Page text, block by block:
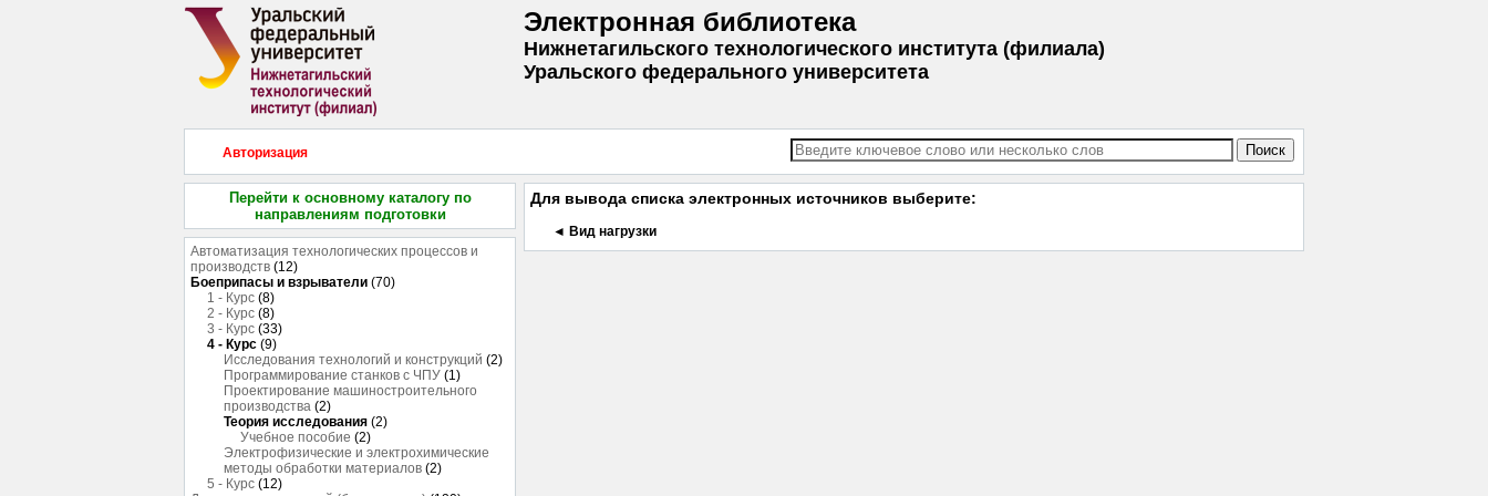
Электронная библиотека
Нижнетагильского технологического института (филиала)
Уральского федерального университета
Авторизация
Перейти к основному каталогу по
направлениям подготовки
Автоматизация технологических процессов и
производств (12)
Боеприпасы и взрыватели (70)
1 - Курс (8)
2 - Курс (8)
3 - Курс (33)
4 - Курс (9)
Исследования технологий и конструкций (2)
Программирование станков с ЧПУ (1)
Проектирование машиностроительного
производства (2)
Теория исследования (2)
Учебное пособие (2)
Электрофизические и электрохимические
методы обработки материалов (2)
5 - Курс (12)
Для вывода списка электронных источников выберите:
◄ Вид нагрузки